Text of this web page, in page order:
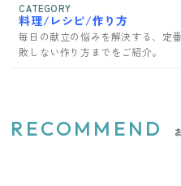
CATEGORY
料理/レシピ/作り方
毎日の献立の悩みを解決する、定
敗しない作り方までをご紹介。
RECOMMEND